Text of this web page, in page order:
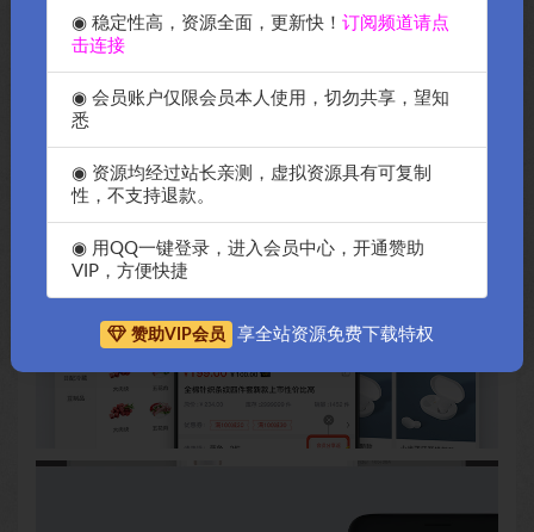
◉ 稳定性高，资源全面，更新快！订阅频道请点
击连接
◉ 会员账户仅限会员本人使用，切勿共享，望知
悉
◉ 资源均经过站长亲测，虚拟资源具有可复制
性，不支持退款。
◉ 用QQ一键登录，进入会员中心，开通赞助
VIP，方便快捷
赞助VIP会员 享全站资源免费下载特权